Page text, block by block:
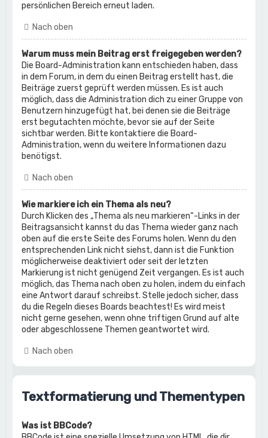
persönlichen Bereich erneut laden.
Nach oben
Warum muss mein Beitrag erst freigegeben werden?
Die Board-Administration kann entschieden haben, dass
in dem Forum, in dem du einen Beitrag erstellt hast, die
Beiträge zuerst geprüft werden müssen. Es ist auch
möglich, dass die Administration dich zu einer Gruppe von
Benutzern hinzugefügt hat, bei denen sie die Beiträge
erst begutachten möchte, bevor sie auf der Seite
sichtbar werden. Bitte kontaktiere die Board-
Administration, wenn du weitere Informationen dazu
benötigst.
Nach oben
Wie markiere ich ein Thema als neu?
Durch Klicken des „Thema als neu markieren“-Links in der
Beitragsansicht kannst du das Thema wieder ganz nach
oben auf die erste Seite des Forums holen. Wenn du den
entsprechenden Link nicht siehst, dann ist die Funktion
möglicherweise deaktiviert oder seit der letzten
Markierung ist nicht genügend Zeit vergangen. Es ist auch
möglich, das Thema nach oben zu holen, indem du einfach
eine Antwort darauf schreibst. Stelle jedoch sicher, dass
du die Regeln dieses Boards beachtest! Es wird meist
nicht gerne gesehen, wenn ohne triftigen Grund auf alte
oder abgeschlossene Themen geantwortet wird.
Nach oben
Textformatierung und Thementypen
Was ist BBCode?